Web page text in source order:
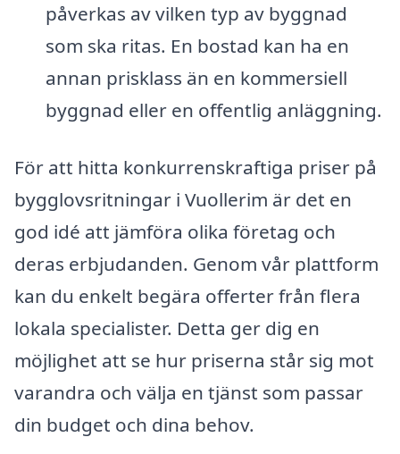
påverkas av vilken typ av byggnad
som ska ritas. En bostad kan ha en
annan prisklass än en kommersiell
byggnad eller en offentlig anläggning.
För att hitta konkurrenskraftiga priser på
bygglovsritningar i Vuollerim är det en
god idé att jämföra olika företag och
deras erbjudanden. Genom vår plattform
kan du enkelt begära offerter från flera
lokala specialister. Detta ger dig en
möjlighet att se hur priserna står sig mot
varandra och välja en tjänst som passar
din budget och dina behov.